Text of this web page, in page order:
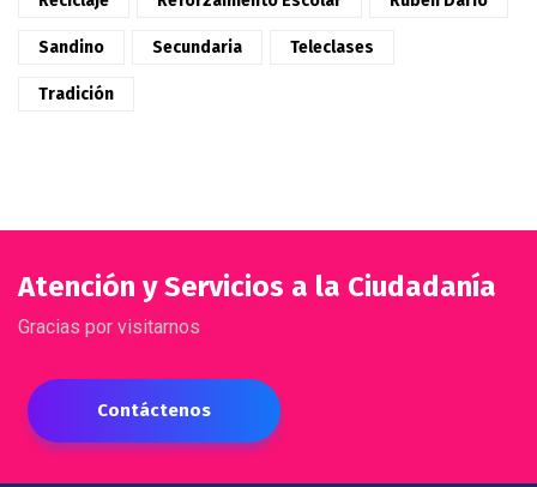
Sandino Secundaria Teleclases
Tradición
Atención y Servicios a la Ciudadanía
Gracias por visitarnos
Contáctenos